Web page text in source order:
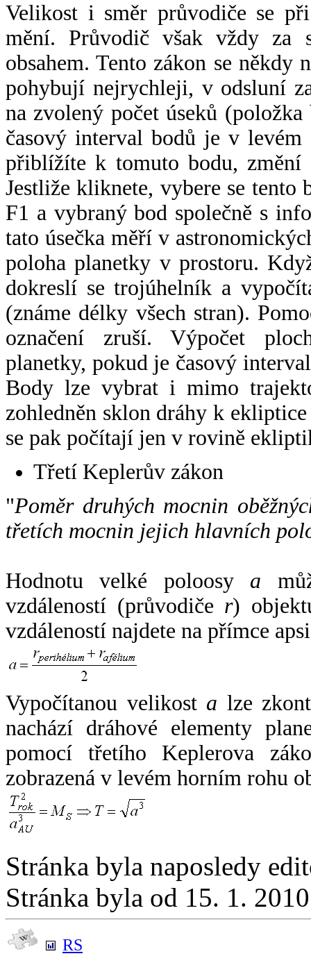
Velikost i směr průvodiče se
mění. Průvodič však vždy za
obsahem. Tento zákon se někdy
pohybují nejrychleji, v odsluní
na zvolený počet úseků
časový interval bodů je v
přiblížíte k tomuto bodu,
Jestliže kliknete, vybere se tento
F1 a vybraný bod společně s
tato úsečka měří v
poloha planetky v prostoru.
dokreslí se trojúhelník a
(známe délky všech stran).
označení zruší. Výpočet
planetky, pokud je časový
Body lze vybrat i mimo
zohledněn sklon dráhy k
se pak počítají jen v rovině
Třetí Keplerův zákon
"Poměr druhých mocnin
třetích mocnin jejich hlavních
Hodnotu velké poloosy a
vzdáleností (průvodiče r)
vzdáleností najdete na přímce
Vypočítanou velikost a lze
nachází dráhové elementy
pomocí třetího Keplerova
zobrazená v levém horním rohu
Stránka byla naposledy
Stránka byla od 15. 1.
RS